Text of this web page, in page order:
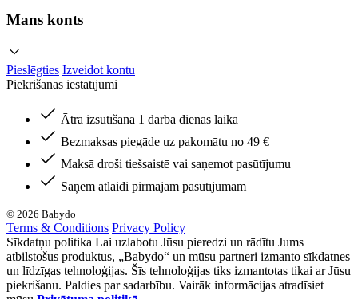
Mans konts
Pieslēgties Izveidot kontu
Piekrišanas iestatījumi
Ātra izsūtīšana 1 darba dienas laikā
Bezmaksas piegāde uz pakomātu no 49 €
Maksā droši tiešsaistē vai saņemot pasūtījumu
Saņem atlaidi pirmajam pasūtījumam
© 2026 Babydo
Terms & Conditions Privacy Policy
Sīkdatņu politika Lai uzlabotu Jūsu pieredzi un rādītu Jums
atbilstošus produktus, „Babydo“ un mūsu partneri izmanto sīkdatnes
un līdzīgas tehnoloģijas. Šīs tehnoloģijas tiks izmantotas tikai ar Jūsu
piekrišanu. Paldies par sadarbību. Vairāk informācijas atradīsiet